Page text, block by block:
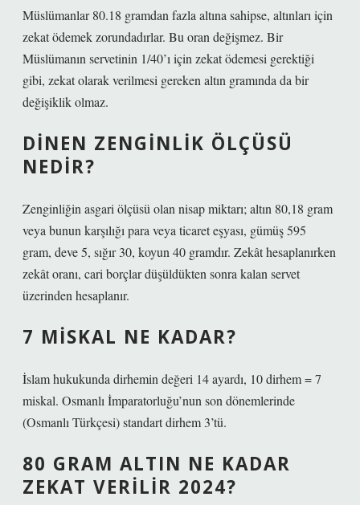
Müslümanlar 80.18 gramdan fazla altına sahipse, altınları için
zekat ödemek zorundadırlar. Bu oran değişmez. Bir
Müslümanın servetinin 1/40’ı için zekat ödemesi gerektiği
gibi, zekat olarak verilmesi gereken altın gramında da bir
değişiklik olmaz.
DINEN ZENGINLIK ÖLÇÜSÜ
NEDIR?
Zenginliğin asgari ölçüsü olan nisap miktarı; altın 80,18 gram
veya bunun karşılığı para veya ticaret eşyası, gümüş 595
gram, deve 5, sığır 30, koyun 40 gramdır. Zekât hesaplanırken
zekât oranı, cari borçlar düşüldükten sonra kalan servet
üzerinden hesaplanır.
7 MISKAL NE KADAR?
İslam hukukunda dirhemin değeri 14 ayardı, 10 dirhem = 7
miskal. Osmanlı İmparatorluğu’nun son dönemlerinde
(Osmanlı Türkçesi) standart dirhem 3’tü.
80 GRAM ALTIN NE KADAR
ZEKAT VERILIR 2024?